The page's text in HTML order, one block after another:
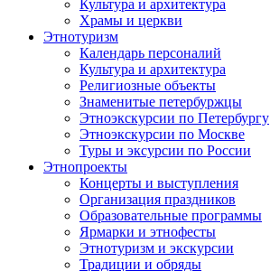
Культура и архитектура
Храмы и церкви
Этнотуризм
Календарь персоналий
Культура и архитектура
Религиозные объекты
Знаменитые петербуржцы
Этноэкскурсии по Петербургу
Этноэкскурсии по Москве
Туры и эксурсии по России
Этнопроекты
Концерты и выступления
Организация праздников
Образовательные программы
Ярмарки и этнофесты
Этнотуризм и экскурсии
Традиции и обряды